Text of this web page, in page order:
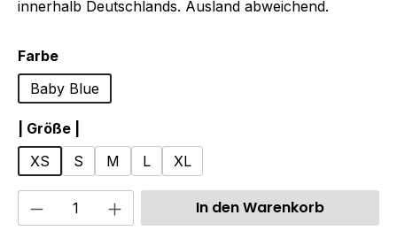
innerhalb Deutschlands. Ausland abweichend.
Farbeauswählen
Baby Blue
| Größe |
XS
S M L XL
Produkt Anzahl: Gib denIn den Warenkorb